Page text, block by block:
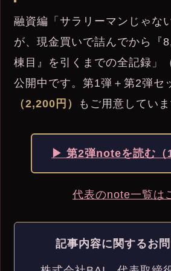
融資編「サラリーマンじゃな
が、現金買いで詰んでから『
棟目』を引くまでの全記録」
公開中です。第1弾＋第2弾セ
（2,200円）
もご用意していま
▶ 第2弾noteを読む（
代表のnote一覧は
記事内容に関するお